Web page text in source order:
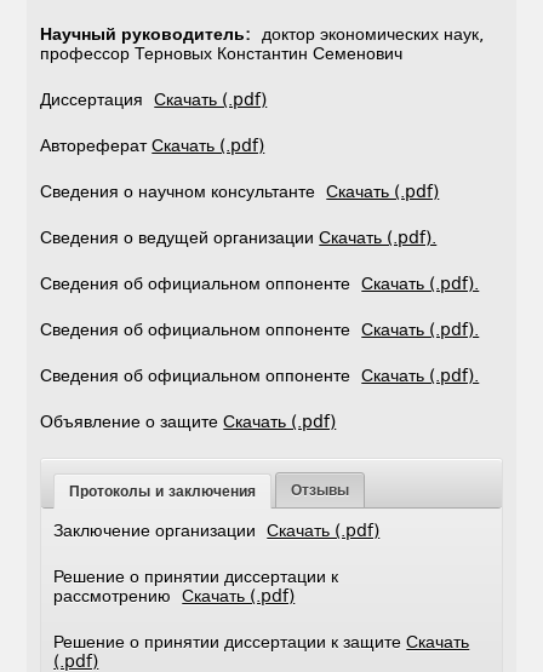
Научный руководитель: доктор экономических наук,
профессор Терновых Константин Семенович
ДиссертацияСкачать (.pdf)
АвторефератСкачать (.pdf)
Сведения о научном консультантеСкачать (.pdf)
Сведения о ведущей организацииСкачать (.pdf).
Сведения об официальном оппонентеСкачать (.pdf).
Сведения об официальном оппонентеСкачать (.pdf).
Сведения об официальном оппонентеСкачать (.pdf).
Объявление о защитеСкачать (.pdf)
Протоколы и заключения Отзывы
Заключение организацииСкачать (.pdf)
Решение о принятии диссертации к
рассмотрениюСкачать (.pdf)
Решение о принятии диссертации к защитеСкачать
(.pdf)